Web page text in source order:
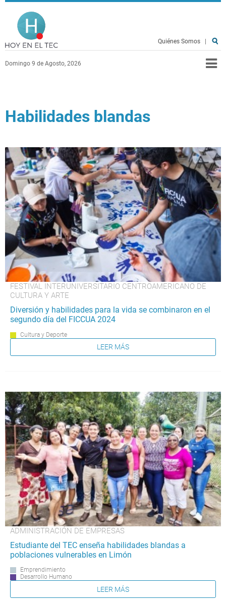
Pasar al contenido principal
Domingo 9 de Agosto, 2026
Quiénes Somos
Habilidades blandas
FESTIVAL INTERUNIVERSITARIO CENTROAMERICANO DE
CULTURA Y ARTE
Diversión y habilidades para la vida se combinaron en el
segundo día del FICCUA 2024
Cultura y Deporte
LEER MÁS
ADMINISTRACIÓN DE EMPRESAS
Estudiante del TEC enseña habilidades blandas a
poblaciones vulnerables en Limón
Emprendimiento
Desarrollo Humano
LEER MÁS